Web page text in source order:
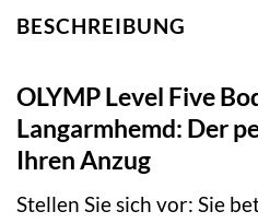
BESCHREIBUNG
OLYMP Level Five
Langarmhemd: Der
Ihren Anzug
Stellen Sie sich vor: Sie